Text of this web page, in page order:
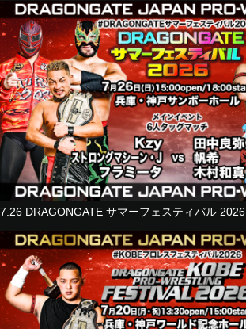
Ho Ho Lun
vs
KAI
Jason Lee
ISHIN
■Singles Match
Riiita
vs
Flamita
■Tag Match
Masaaki Mochizuki
vs
Madoka Kikuta
Yoshiki Kato
■8-Man Tag Match
YAMATO
7.26 DRAGONGATE サマーフェスティバル 2026